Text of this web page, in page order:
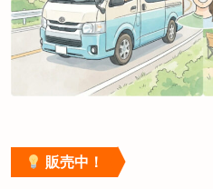
販売中！